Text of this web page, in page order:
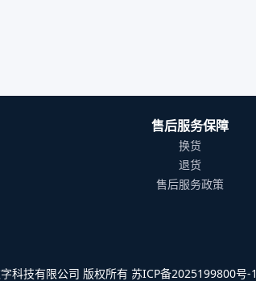
售后服务保障
换货
退货
售后服务政策
技有限公司 版权所有 苏ICP备2025199800号-1